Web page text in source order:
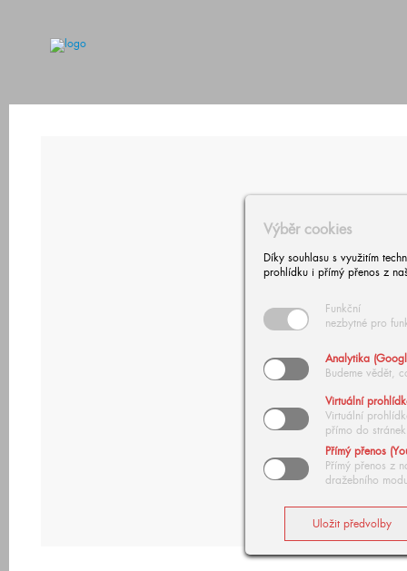
Výběr cookies
Díky souhlasu s využitím
prohlídku i přímý přenos z
Funkční
nezbytné pro
Analytika
Budeme vědět,
Virtuální
Virtuální
přímo do stránek
Přímý přenos
Přímý přenos z
dražebního